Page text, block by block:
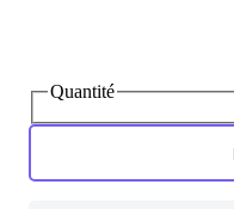
Quantité